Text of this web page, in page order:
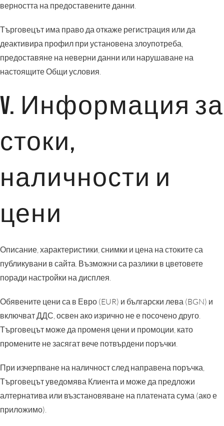
верността на предоставените данни.
Търговецът има право да откаже регистрация или да
деактивира профил при установена злоупотреба,
предоставяне на неверни данни или нарушаване на
настоящите Общи условия.
V. Информация за
стоки,
наличности и
цени
Описание, характеристики, снимки и цена на стоките са
публикувани в сайта. Възможни са разлики в цветовете
поради настройки на дисплея.
Обявените цени са в Евро (EUR) и български лева (BGN) и
включват ДДС, освен ако изрично не е посочено друго.
Търговецът може да променя цени и промоции, като
промените не засягат вече потвърдени поръчки.
При изчерпване на наличност след направена поръчка,
Търговецът уведомява Клиента и може да предложи
алтернатива или възстановяване на платената сума (ако е
приложимо).